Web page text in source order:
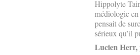
Hippolyte
médiologie
pensait de
sérieux qu’il
Lucien Herr,